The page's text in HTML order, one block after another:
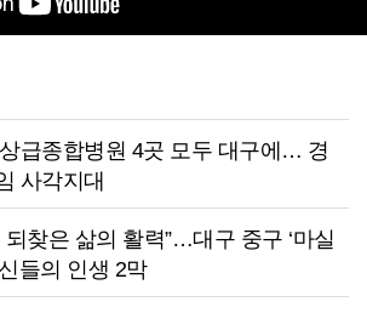
급종합병원 4곳 모두 대구에… 경
사각지대
되찾은 삶의 활력”…대구 중구 ‘마실
들의 인생 2막